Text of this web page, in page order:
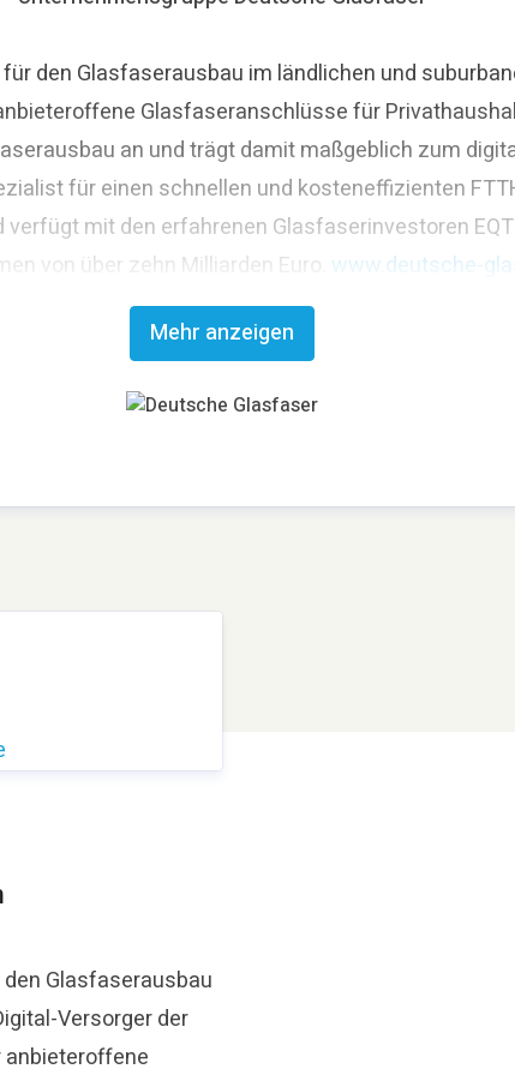
den Glasfaserausbau im ländlichen und
Glasfaseranschlüsse für
an und trägt damit maßgeblich zum
für einen schnellen und kosteneffizienten
mit den erfahrenen Glasfaserinvestoren
von über zehn Milliarden Euro. www.deutsche-
Mehr anzeigen
Glasfaserausbau
Versorger der
anbieteroffene